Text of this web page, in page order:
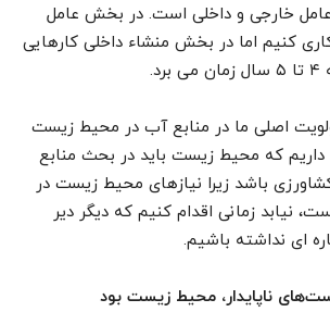
خارجی و داخلی است. در بخش عامل
کنیم اما در بخش منشاء داخلی کارهایی
اصلی ما در منابع آب در محیط زیست
که محیط زیست باید در بحث منابع
باشد زیرا نیازهای محیط زیست در
نیابد زمانی اقدام کنیم که دیگر دیر
ای نداشته باشیم.
ناپایدار، محیط زیست بود